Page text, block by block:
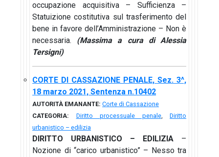
occupazione acquisitiva – Sufficienza –
Statuizione costitutiva sul trasferimento del
bene in favore dell’Amministrazione – Non è
necessaria. (Massima a cura di Alessia
Tersigni)
CORTE DI CASSAZIONE PENALE, Sez. 3^,
18 marzo 2021, Sentenza n.10402
AUTORITÀ EMANANTE: Corte di Cassazione
CATEGORIA:
Diritto processuale penale,Diritto
urbanistico – edilizia
DIRITTO URBANISTICO – EDILIZIA –
Nozione di “carico urbanistico” – Nesso tra